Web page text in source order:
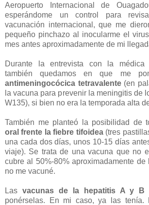
Aeropuerto Internacional de
esperándome un control para
vacunación internacional, que me
pequeño pinchazo al inocularme el
mes antes aproximadamente de mi
Durante la entrevista con la médica
también quedamos en que me
antimeningocócica tetravalente(en
la vacuna para prevenir la meningitis de
W135), si bien no era la temporada alta
También me planteó la posibilidad de
oral frente la fiebre tifoidea(tres
una cada dos días, unos 10-15 días
viaje). Se trata de una vacuna que no
cubre al 50%-80% aproximadamente de
no me vacuné.
Las vacunas de la hepatitis A y B
ponérselas. En mi caso, ya las tenía.